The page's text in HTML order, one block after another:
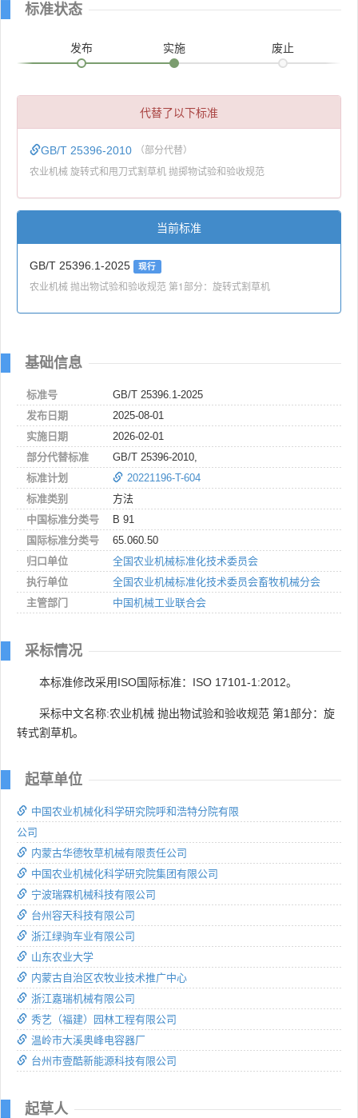
标准状态
发布 实施 废止
代替了以下标准
GB/T 25396-2010 （部分代替）
农业机械 旋转式和甩刀式割草机 抛掷物试验和验收规范
当前标准
GB/T 25396.1-2025 现行
农业机械 抛出物试验和验收规范 第1部分：旋转式割草机
基础信息
标准号
GB/T 25396.1-2025
发布日期
2025-08-01
实施日期
2026-02-01
部分代替标准
GB/T 25396-2010,
标准计划
20221196-T-604
标准类别
方法
中国标准分类号
B 91
国际标准分类号
65.060.50
归口单位
全国农业机械标准化技术委员会
执行单位
全国农业机械标准化技术委员会畜牧机械分会
主管部门
中国机械工业联合会
采标情况
本标准修改采用ISO国际标准：ISO 17101-1:2012。
采标中文名称:农业机械 抛出物试验和验收规范 第1部分：旋
转式割草机。
起草单位
中国农业机械化科学研究院呼和浩特分院有限
公司
内蒙古华德牧草机械有限责任公司
中国农业机械化科学研究院集团有限公司
宁波瑞霖机械科技有限公司
台州容天科技有限公司
浙江绿驹车业有限公司
山东农业大学
内蒙古自治区农牧业技术推广中心
浙江嘉瑞机械有限公司
秀艺（福建）园林工程有限公司
温岭市大溪奥峰电容器厂
台州市壹酷新能源科技有限公司
起草人